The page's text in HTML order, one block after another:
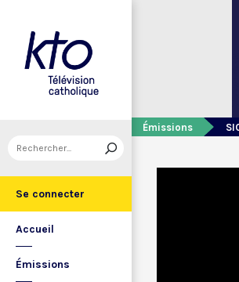
Se connecter
Accueil
Émissions
Émissions